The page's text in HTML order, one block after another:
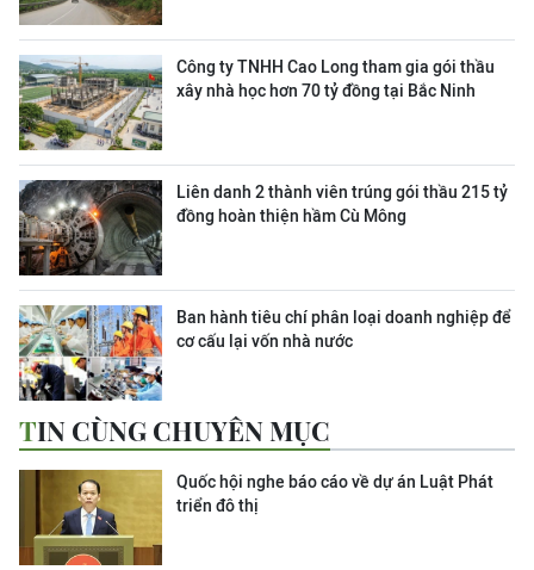
Công ty TNHH Cao Long tham gia gói thầu
xây nhà học hơn 70 tỷ đồng tại Bắc Ninh
Liên danh 2 thành viên trúng gói thầu 215 tỷ
đồng hoàn thiện hầm Cù Mông
Ban hành tiêu chí phân loại doanh nghiệp để
cơ cấu lại vốn nhà nước
TIN CÙNG CHUYÊN MỤC
Quốc hội nghe báo cáo về dự án Luật Phát
triển đô thị